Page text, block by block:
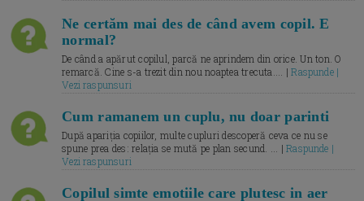
Ne certăm mai des de când avem copil. E
normal?
De când a apărut copilul, parcă ne aprindem din orice. Un ton. O
remarcă. Cine s-a trezit din nou noaptea trecuta.... |Raspunde |
Vezi raspunsuri
Cum ramanem un cuplu, nu doar parinti
După apariția copiilor, multe cupluri descoperă ceva ce nu se
spune prea des: relația se mută pe plan secund. ... |Raspunde |
Vezi raspunsuri
Copilul simte emotiile care plutesc in aer